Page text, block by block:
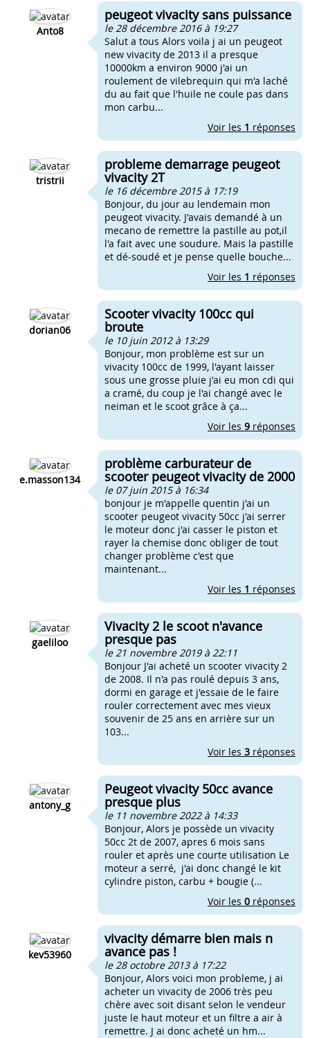
Anto8
peugeot vivacity sans puissance
le 28 décembre 2016 à 19:27
Salut a tous Alors voila j ai un peugeot
new vivacity de 2013 il a presque
10000km a environ 9000 j'ai un
roulement de vilebrequin qui m'a laché
du au fait que l'huile ne coule pas dans
mon carbu...
Voir les 1 réponses
tristrii
probleme demarrage peugeot
vivacity 2T
le 16 décembre 2015 à 17:19
Bonjour, du jour au lendemain mon
peugeot vivacity. J'avais demandé à un
mecano de remettre la pastille au pot,il
l'a fait avec une soudure. Mais la pastille
et dé-soudé et je pense quelle bouche...
Voir les 1 réponses
dorian06
Scooter vivacity 100cc qui
broute
le 10 juin 2012 à 13:29
Bonjour, mon problème est sur un
vivacity 100cc de 1999, l'ayant laisser
sous une grosse pluie j'ai eu mon cdi qui
a cramé, du coup je l'ai changé avec le
neiman et le scoot grâce à ça...
Voir les 9 réponses
e.masson134
problème carburateur de
scooter peugeot vivacity de 2000
le 07 juin 2015 à 16:34
bonjour je m'appelle quentin j'ai un
scooter peugeot vivacity 50cc j'ai serrer
le moteur donc j'ai casser le piston et
rayer la chemise donc obliger de tout
changer problème c'est que
maintenant...
Voir les 1 réponses
gaeliloo
Vivacity 2 le scoot n'avance
presque pas
le 21 novembre 2019 à 22:11
Bonjour J'ai acheté un scooter vivacity 2
de 2008. Il n'a pas roulé depuis 3 ans,
dormi en garage et j'essaie de le faire
rouler correctement avec mes vieux
souvenir de 25 ans en arrière sur un
103...
Voir les 3 réponses
antony_g
Peugeot vivacity 50cc avance
presque plus
le 11 novembre 2022 à 14:33
Bonjour, Alors je possède un vivacity
50cc 2t de 2007, apres 6 mois sans
rouler et après une courte utilisation Le
moteur a serré, j'ai donc changé le kit
cylindre piston, carbu + bougie (...
Voir les 0 réponses
kev53960
vivacity démarre bien mais n
avance pas !
le 28 octobre 2013 à 17:22
Bonjour, Alors voici mon probleme, j ai
acheter un vivacity de 2006 très peu
chère avec soit disant selon le vendeur
juste le haut moteur et un filtre a air à
remettre. J ai donc acheté un hm...